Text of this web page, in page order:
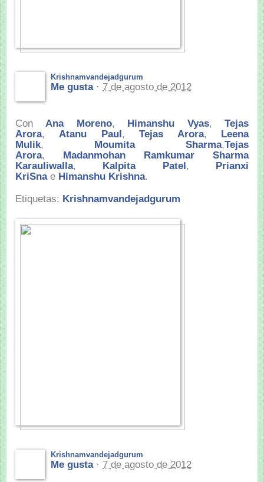
Krishnamvandejadgurum
Me gusta· 7 de agosto de 2012
Con Ana Moreno, Himanshu Vyas,
Tejas
Arora, Atanu Paul, Tejas Arora,
Leena
Mulik, Moumita Sharma,Tejas
Arora,
Madanmohan Ramkumar Sharma
Karauliwalla, Kalpita Patel,
Prianxi
KriSna e Himanshu Krishna.
Etiquetas: Krishnamvandejadgurum
Krishnamvandejadgurum
Me gusta· 7 de agosto de 2012